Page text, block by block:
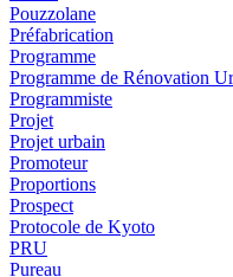
Pouzzolane
Préfabrication
Programme
Programme de Rénovation
Programmiste
Projet
Projet urbain
Promoteur
Proportions
Prospect
Protocole de Kyoto
PRU
Pureau